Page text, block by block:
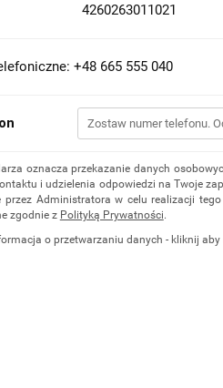
4260263011021
+48 665 555 040
oznacza przekazanie danych
i udzielenia odpowiedzi na Twoje
przez Administratora w celu realizacji
zgodnie z Polityką Prywatności.
o przetwarzaniu danych - kliknij